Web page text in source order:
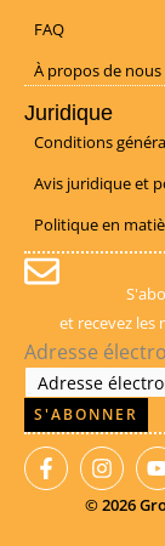
FAQ
À propos de nous
Juridique
Conditions
Avis juridique et
Politique en
et recevez les
Adresse
S'ABONNER
F
a
c
I
n
s
©2026